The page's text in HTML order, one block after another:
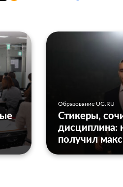
Образование UG.RU
Стикеры,
дисциплина:
получил